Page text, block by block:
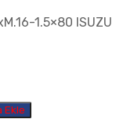
1.5×80 ISUZU
Ekle